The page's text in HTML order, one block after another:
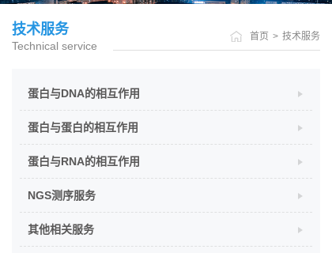
技术服务
Technical service
首页 > 技术服务
蛋白与DNA的相互作用
蛋白与蛋白的相互作用
蛋白与RNA的相互作用
NGS测序服务
其他相关服务